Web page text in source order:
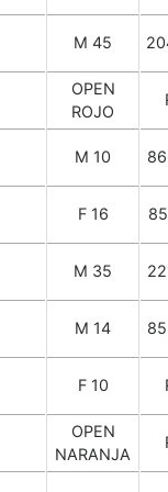
M 45
OPEN
ROJO
M 10
F 16
M 35
M 14
F 10
OPEN
NARANJA